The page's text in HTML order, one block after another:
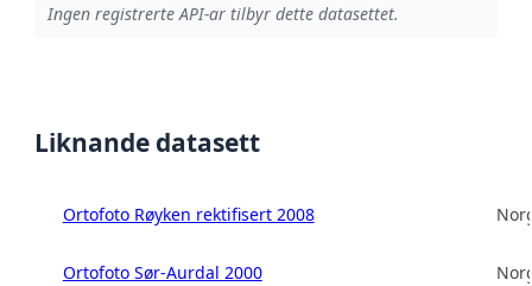
Ingen registrerte API-ar tilbyr dette datasettet.
Liknande datasett
Ortofoto Røyken rektifisert 2008
Ortofoto Sør-Aurdal 2000